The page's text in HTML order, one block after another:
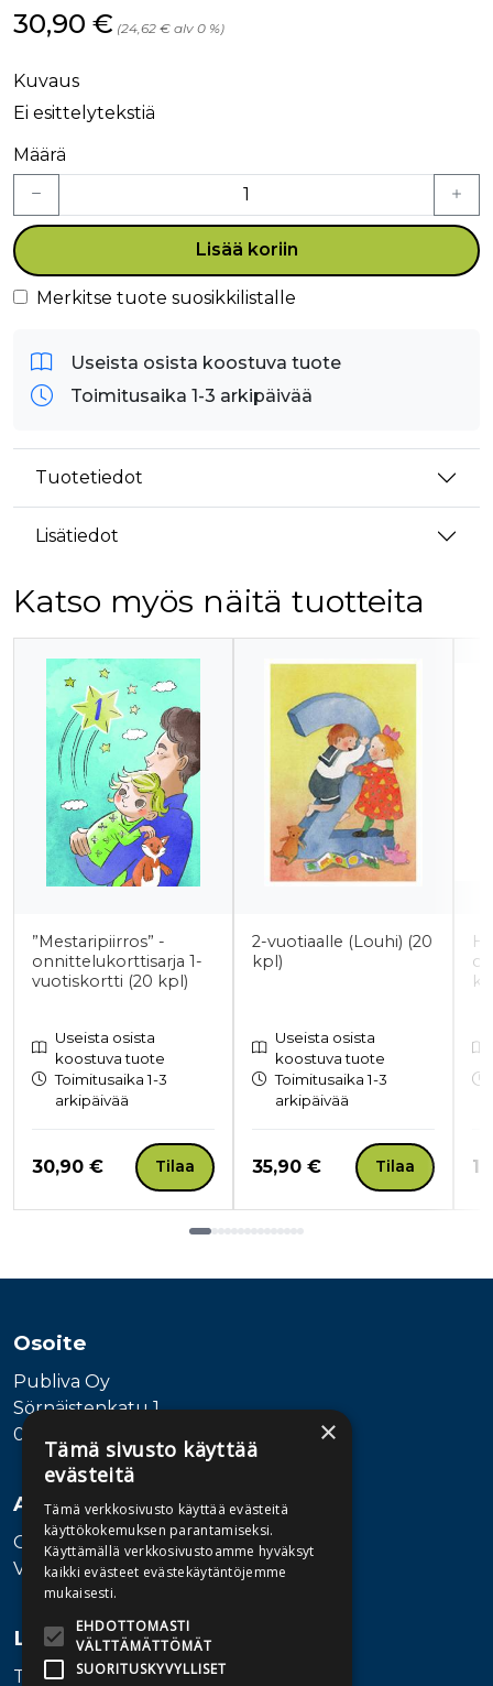
Hinta nyt
30,90 € (24,62 € alv 0 %)
Kuvaus
Ei esittelytekstiä
Määrä
Lisää koriin
Merkitse tuote suosikkilistalle
Useista osista koostuva tuote
Toimitusaika 1-3 arkipäivää
Tuotetiedot
Lisätiedot
Katso myös näitä tuotteita
Tuoteluettelon alku
”Mestaripiirros” -
onnittelukorttisarja 1-
vuotiskortti (20 kpl)
Useista osista
koostuva tuote
Toimitusaika 1-3
arkipäivää
Hinta nyt
30,90 € Tilaa
2-vuotiaalle (Louhi) (20
kpl)
Useista osista
koostuva tuote
Toimitusaika 1-3
arkipäivää
Hinta nyt
35,90 € Tilaa
Osoite
Publiva Oy
Sörnäistenkatu 1
00580 Helsinki
Asiakaspalvelu
Ota yhteyttä
Vaihde: 010 345100
Lisätietoa
Toimitusehdot
×
Tämä sivusto käyttää
evästeitä
Tämä verkkosivusto käyttää evästeitä
käyttökokemuksen parantamiseksi.
Käyttämällä verkkosivustoamme hyväksyt
kaikki evästeet evästekäytäntöjemme
mukaisesti.
EHDOTTOMASTI
VÄLTTÄMÄTTÖMÄT
SUORITUSKYVYLLISET